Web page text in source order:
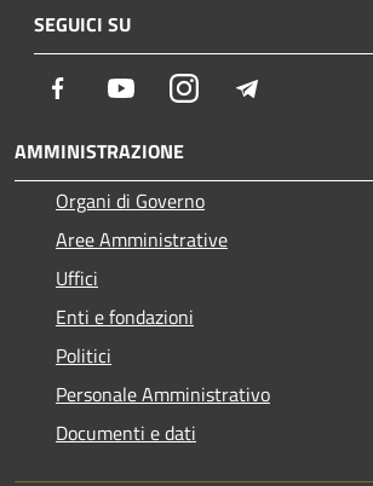
SEGUICI SU
Facebook YoutubeInstagram
AMMINISTRAZIONE
Organi di Governo
Aree Amministrative
Uffici
Enti e fondazioni
Politici
Personale Amministrativo
Documenti e dati